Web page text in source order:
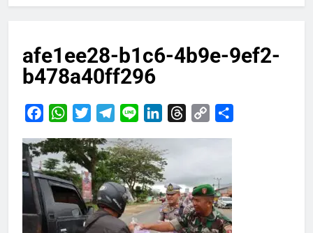
afe1ee28-b1c6-4b9e-9ef2-
b478a40ff296
FacebookWhatsApp
TwitterTelegram
Line LinkedInThreads
Copy